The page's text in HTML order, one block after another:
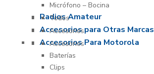
Micrófono – Bocina
Radios Amateur
Todos
Accesorios para Otras Marcas
Accesorios
Accesorios Para Motorola
Accesorios
Baterías
Clips